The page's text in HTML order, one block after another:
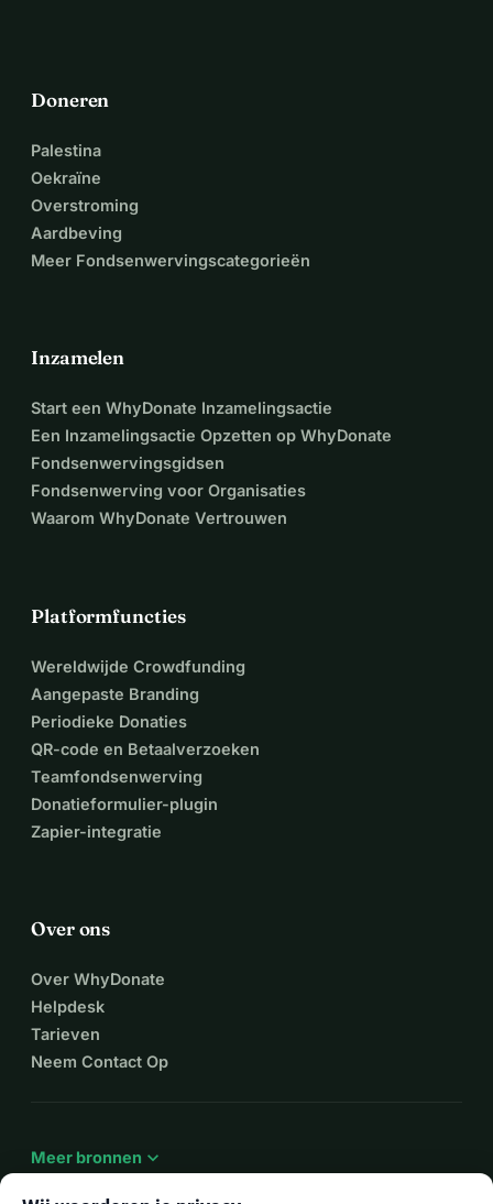
Doneren
Palestina
Oekraïne
Overstroming
Aardbeving
Meer Fondsenwervingscategorieën
Inzamelen
Start een WhyDonate Inzamelingsactie
Een Inzamelingsactie Opzetten op WhyDonate
Fondsenwervingsgidsen
Fondsenwerving voor Organisaties
Waarom WhyDonate Vertrouwen
Platformfuncties
Wereldwijde Crowdfunding
Aangepaste Branding
Periodieke Donaties
QR-code en Betaalverzoeken
Teamfondsenwerving
Donatieformulier-plugin
Zapier-integratie
Over ons
Over WhyDonate
Helpdesk
Tarieven
Neem Contact Op
Meer bronnen expand_more